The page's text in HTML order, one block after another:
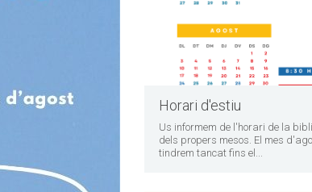
Horari d'estiu
Us informem de l'horari de la
dels propers mesos. El mes
tindrem tancat fins el...